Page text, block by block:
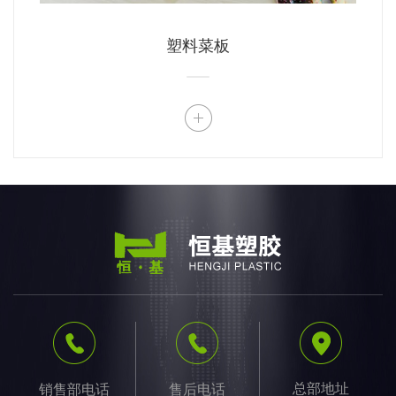
塑料菜板
销售部电话 售后电话 总部地址